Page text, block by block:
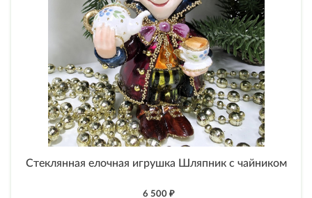
Стеклянная елочная игрушка Шляпник с чайником
6 500 ₽